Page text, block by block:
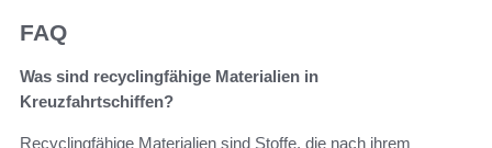
FAQ
Was sind recyclingfähige Materialien in
Kreuzfahrtschiffen?
Recyclingfähige Materialien sind Stoffe, die nach ihrem